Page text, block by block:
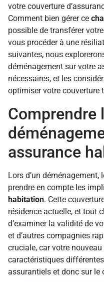
votre couverture
Comment bien gérer ce
possible de transférer
vous procéder à une
suivantes, nous
déménagement sur votre
nécessaires, et les
optimiser votre couverture
Comprendre
assurance
Lors d’un déménagement,
prendre en compte les
habitation. Cette
résidence actuelle, et tout
d’examiner la validité de
et d’autres compagnies
cruciale, car votre
caractéristiques
assurantiels et donc sur le